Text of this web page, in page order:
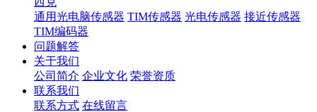
通用光电脑传感器 TIM传感器 光电传感器 接近传感器
TIM编码器
问题解答
关于我们
公司简介 企业文化 荣誉资质
联系我们
联系方式 在线留言